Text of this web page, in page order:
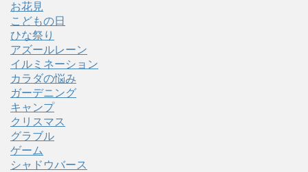
お花見
こどもの日
ひな祭り
アズールレーン
イルミネーション
カラダの悩み
ガーデニング
キャンプ
クリスマス
グラブル
ゲーム
シャドウバース